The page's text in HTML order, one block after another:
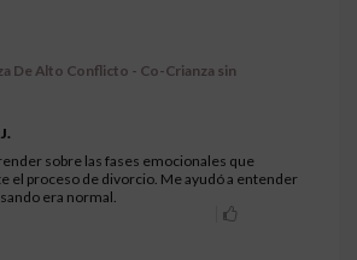
De Alto Conflicto - Co-Crianza sin
sobre las fases emocionales que
el proceso de divorcio. Me ayudó a entender
era normal.